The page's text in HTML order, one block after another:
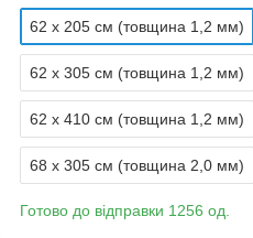
62 х 205 см (товщина 1,2 мм)
62 х 305 см (товщина 1,2 мм)
62 х 410 см (товщина 1,2 мм)
68 х 305 см (товщина 2,0 мм)
Готово до відправки 1256 од.